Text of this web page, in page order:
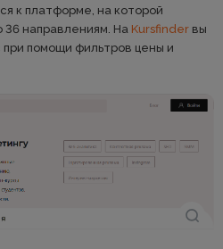
к платформе, на которой
36 направлениям. На Kursfinder вы
помощи фильтров цены и